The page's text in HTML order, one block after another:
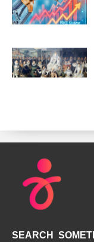
SEARCH